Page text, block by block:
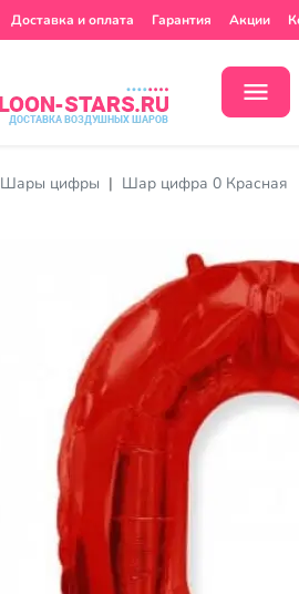
Доставка и оплата Гарантия Акции
Шары цифры Шар цифра 0 Красная